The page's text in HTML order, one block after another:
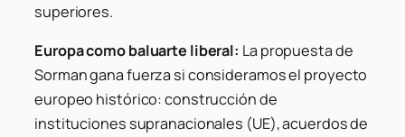
superiores.
Europa como baluarte liberal: La propuesta de
Sorman gana fuerza si consideramos el proyecto
europeo histórico: construcción de
instituciones supranacionales (UE), acuerdos de